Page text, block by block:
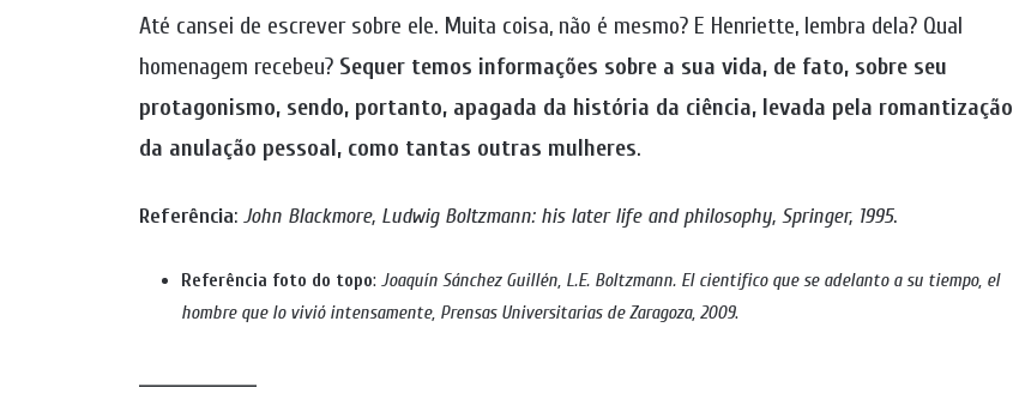
Até cansei de escrever sobre ele. Muita coisa, não é mesmo? E Henriette, lembra dela? Qual
homenagem recebeu? Sequer temos informações sobre a sua vida, de fato, sobre seu
protagonismo, sendo, portanto, apagada da história da ciência, levada pela romantização
da anulação pessoal, como tantas outras mulheres.
Referência: John Blackmore, Ludwig Boltzmann: his later life and philosophy, Springer, 1995.
Referência foto do topo: Joaquín Sánchez Guillén, L.E. Boltzmann. El cientifico que se adelanto a su tiempo, el
hombre que lo vivió intensamente, Prensas Universitarias de Zaragoza, 2009.